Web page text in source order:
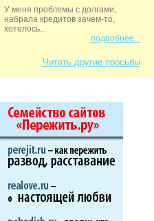
У меня проблемы с долгами,
набрала кредитов зачем-то,
хотелось...
подробнее...
Читать другие просьбы